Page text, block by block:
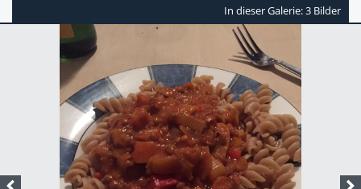
In dieser Galerie: 3 Bilder